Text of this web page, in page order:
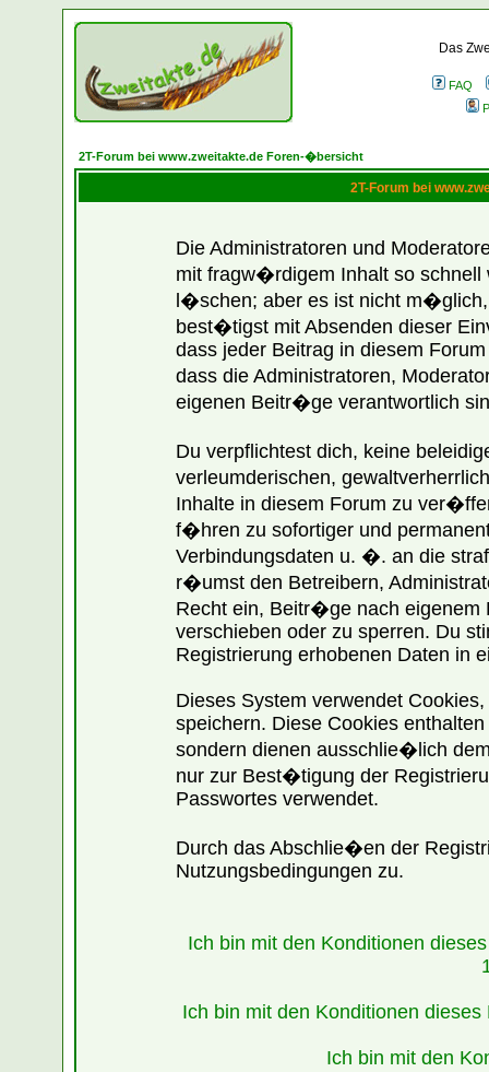
Das
FAQ
2T-Forum bei www.zweitakte.de Foren-�bersicht
2T-Forum bei
Die Administratoren und
mit fragw�rdigem Inhalt so
l�schen; aber es ist nicht
best�tigst mit Absenden dieser
dass jeder Beitrag in diesem
dass die Administratoren,
eigenen Beitr�ge verantwortlich
Du verpflichtest dich, keine
verleumderischen,
Inhalte in diesem Forum zu
f�hren zu sofortiger und
Verbindungsdaten u. �. an die
r�umst den Betreibern,
Recht ein, Beitr�ge nach eigenem
verschieben oder zu sperren. Du
Registrierung erhobenen Daten in
Dieses System verwendet
speichern. Diese Cookies
sondern dienen ausschlie�lich
nur zur Best�tigung der
Passwortes verwendet.
Durch das Abschlie�en der
Nutzungsbedingungen zu.
Ich bin mit den Konditionen
Ich bin mit den Konditionen
Ich bin mit den